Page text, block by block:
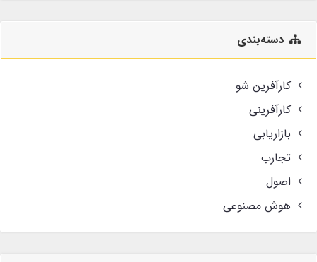
دسته‌بندی
کارآفرین شو
کارآفرینی
بازاریابی
تجارب
اصول
هوش مصنوعی